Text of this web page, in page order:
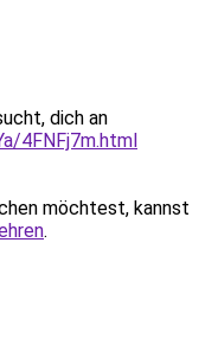
dich an
4FNFj7m.html
möchtest, kannst
.